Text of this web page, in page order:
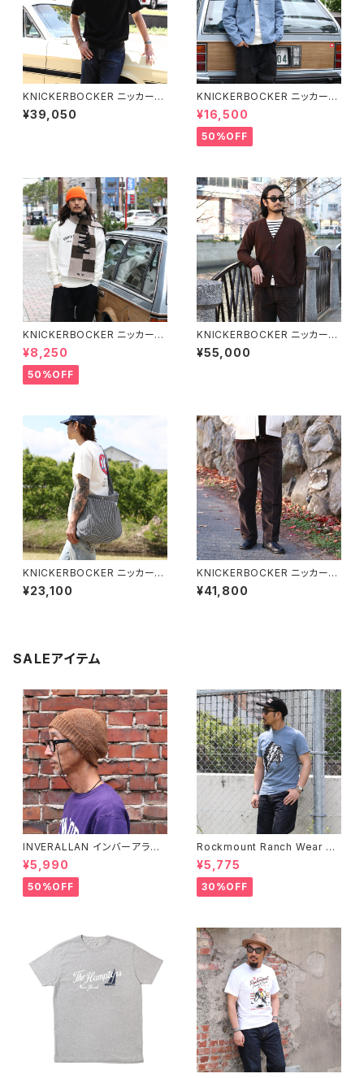
KNICKERBOCKER ニッカーボ
ッカー Madison Cotton Polo
マディソンコットンポロ ポロシャ
¥39,050
KNICKERBOCKER ニッカーボ
ッカー コーデュロイチョアシャツ
全2色
¥16,500
50%OFF
KNICKERBOCKER ニッカーボ
ッカー メリノチェックスカーフ 全
2色
¥8,250
50%OFF
KNICKERBOCKER ニッカーボ
ッカー Amos Alpaca Cardig
an アルパカカーディガン ペルー
¥55,000
KNICKERBOCKER ニッカーボ
ッカー Paperboy Denim Bag
ニュースペーパーボーイバッグ
¥23,100
KNICKERBOCKER ニッカーボ
ッカー Canal Pleated Cordu
roy Cotton Pant プリーツコ
¥41,800
SALEアイテム
INVERALLAN インバーアラン 1
00%ピュアウール ニットキャッ
プ 全8色
¥5,990
50%OFF
Rockmount Ranch Wear ロ
ックマウント ランチウェア Chie
f Western T-Shirt 半袖Tシャ
ツ 全2色
¥5,775
30%OFF